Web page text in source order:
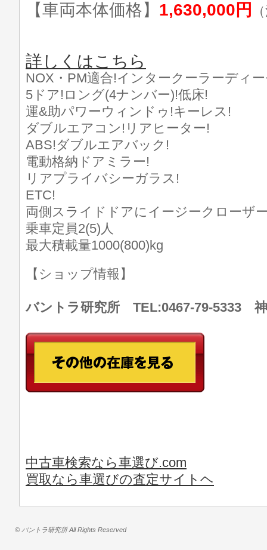
【車両本体価格】 1,630,000円
詳しくはこちら
NOX・PM適合!インタークーラーディ
5ドア!ロング(4ナンバー)!低床!
運&助パワーウィンドゥ!キーレス!
ダブルエアコン!リアヒーター!
ABS!ダブルエアバック!
電動格納ドアミラー!
リアプライバシーガラス!
ETC!
両側スライドドアにイージークローザ
乗車定員2(5)人
最大積載量1000(800)kg
【ショップ情報】
バントラ研究所 TEL:0467-79-5333 神
中古車検索なら車選び.com
買取なら車選びの査定サイトヘ
© バントラ研究所 All Rights Reserved